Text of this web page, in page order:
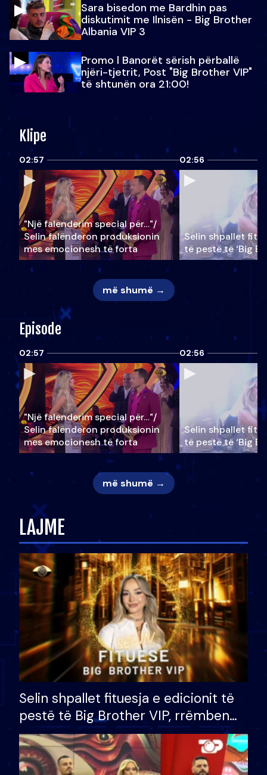
Sara bisedon me Bardhin pas
diskutimit me Ilnisën - Big Brother
Albania VIP 3
Promo l Banorët sërish përballë
njëri-tjetrit, Post "Big Brother VIP"
të shtunën ora 21:00!
Klipe
02:57
"Një falenderim special për…"/
Selin falënderon produksionin
mes emocionesh të forta
02:56
Selin shpallet
të pestë të ‘Big
më shumë →
Episode
02:57
"Një falenderim special për…"/
Selin falënderon produksionin
mes emocionesh të forta
02:56
Selin shpallet
të pestë të ‘Big
më shumë →
LAJME
Selin shpallet fituesja e edicionit të
pestë të Big Brother VIP, rrëmben
çmimin e madh prej 100 mijë eurosh